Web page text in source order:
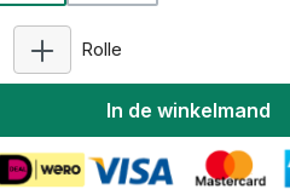
Rolle
In de winkelmand